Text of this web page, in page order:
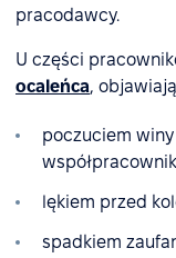
pracodawcy.
U części
ocaleńca,
poczuciem
lękiem przed
spadkiem